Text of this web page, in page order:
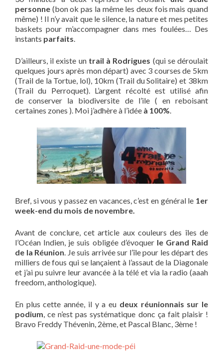
personne (bon ok pas la même les deux fois mais quand
même) ! Il n’y avait que le silence, la nature et mes petites
baskets pour m’accompagner dans mes foulées… Des
instants parfaits.
D’ailleurs, il existe un trail à Rodrigues (qui se déroulait
quelques jours après mon départ) avec 3 courses de 5km
(Trail de la Tortue, lol), 10km (Trail du Solitaire) et 38km
(Trail du Perroquet). L’argent récolté est utilisé afin
de conserver la biodiversite de l’ile ( en reboisant
certaines zones ). Moi j’adhère à l’idée à 100%.
Bref, si vous y passez en vacances, c’est en général le 1er
week-end du mois de novembre.
Avant de conclure, cet article aux couleurs des îles de
l’Océan Indien, je suis obligée d’évoquer le Grand Raid
de la Réunion. Je suis arrivée sur l’île pour les départ des
milliers de fous qui se lançaient à l’assaut de la Diagonale
et j’ai pu suivre leur avancée à la télé et via la radio (aaah
freedom, anthologique).
En plus cette année, il y a eu deux réunionnais sur le
podium, ce n’est pas systématique donc ça fait plaisir !
Bravo Freddy Thévenin, 2ème, et Pascal Blanc, 3ème !